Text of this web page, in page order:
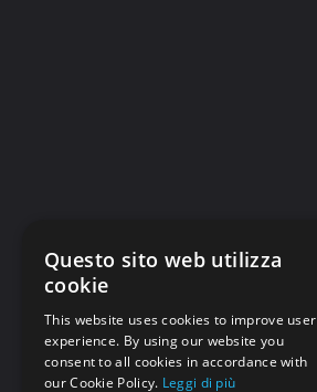
Questo sito web utilizza
cookie
This website uses cookies to improve user
experience. By using our website you
consent to all cookies in accordance with
our Cookie Policy. Leggi di più